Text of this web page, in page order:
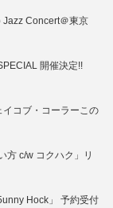
Jazz Concert＠東京
開催決定!!
コブ・コーラーこの
方 c/w コクハク」リ
Hock」 予約受付